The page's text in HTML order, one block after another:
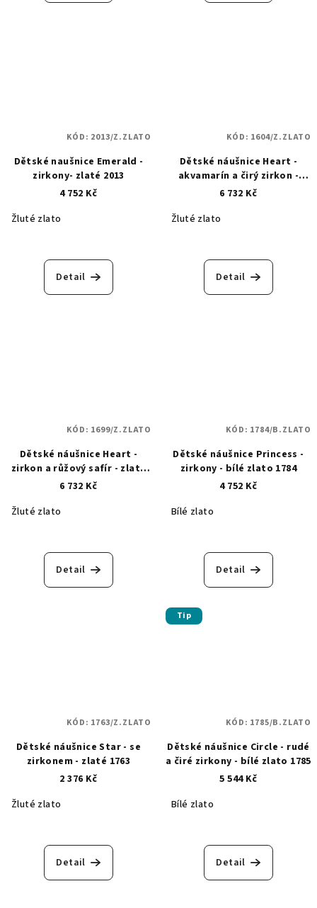
Dětské naušnice Emerald -
zirkony- zlaté 2013
4 752 Kč
Žluté zlato
Detail
KÓD: 2013/Z.ZLATO
Dětské náušnice Heart -
akvamarín a čirý zirkon -
zlaté 1604
6 732 Kč
Žluté zlato
Detail
KÓD: 1604/Z.ZLATO
Dětské náušnice Heart -
zirkon a růžový safír - zlaté
1699
6 732 Kč
Žluté zlato
Detail
KÓD: 1699/Z.ZLATO
Dětské náušnice Princess -
zirkony - bílé zlato 1784
4 752 Kč
Bílé zlato
Detail
KÓD: 1784/B.ZLATO
Dětské náušnice Star - se
zirkonem - zlaté 1763
2 376 Kč
Žluté zlato
Detail
KÓD: 1763/Z.ZLATO
Tip
Dětské náušnice Circle - rudé
a čiré zirkony - bílé zlato 1785
5 544 Kč
Bílé zlato
Detail
KÓD: 1785/B.ZLATO